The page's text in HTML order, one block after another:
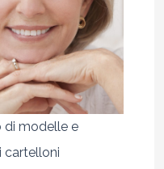
di modelle e
cartelloni